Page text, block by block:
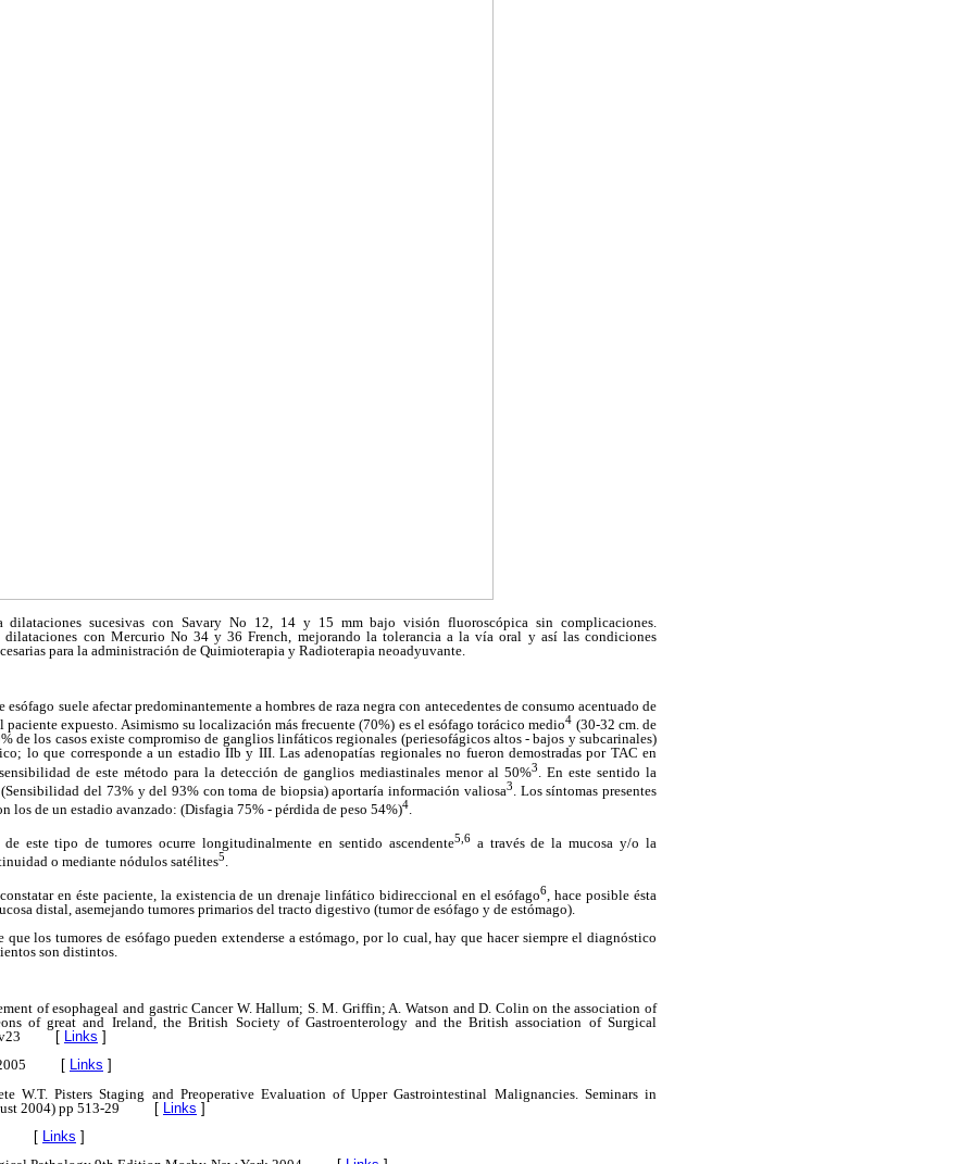
dilataciones sucesivas con Savary No 12, 14 y 15 mm bajo visión fluoroscópica sin complicaciones.
dilataciones con Mercurio No 34 y 36 French, mejorando la tolerancia a la vía oral y así las condiciones
para la administración de Quimioterapia y Radioterapia neoadyuvante.
suele afectar predominantemente a hombres de raza negra con antecedentes de consumo acentuado de
paciente expuesto. Asimismo su localización más frecuente (70%) es el esófago torácico medio4 (30-32 cm. de
de los casos existe compromiso de ganglios linfáticos regionales (periesofágicos altos - bajos y subcarinales)
lo que corresponde a un estadio IIb y III. Las adenopatías regionales no fueron demostradas por TAC en
de este método para la detección de ganglios mediastinales menor al 50%3
. En este sentido la
del 73% y del 93% con toma de biopsia) aportaría información valiosa3
. Los síntomas presentes
los de un estadio avanzado: (Disfagia 75% - pérdida de peso 54%)4.
este tipo de tumores ocurre longitudinalmente en sentido ascendente5,6a través de la mucosa y/o la
o mediante nódulos satélites5.
en éste paciente, la existencia de un drenaje linfático bidireccional en el esófago6 , hace posible ésta
distal, asemejando tumores primarios del tracto digestivo (tumor de esófago y de estómago).
que los tumores de esófago pueden extenderse a estómago, por lo cual, hay que hacer siempre el diagnóstico
son distintos.
of esophageal and gastric Cancer W. Hallum; S. M. Griffin; A. Watson and D. Colin on the association of
of great and Ireland, the British Society of Gastroenterology and the British association of Surgical
[ Links ]
[ Links ]
W.T. Pisters Staging and Preoperative Evaluation of Upper Gastrointestinal Malignancies. Seminars in
2004) pp 513-29[ Links ]
[ Links ]